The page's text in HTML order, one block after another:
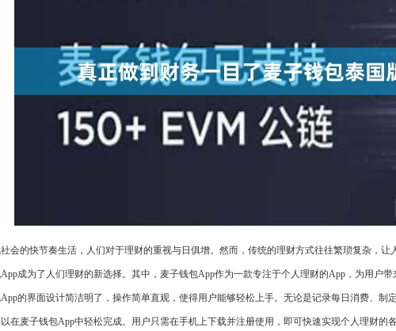
会的快节奏生活，人们对于理财的重视与日俱增。然而，传统的理财方式往往繁琐复杂，让
成为了人们理财的新选择。其中，麦子钱包App作为一款专注于个人理财的App，为用户带
的界面设计简洁明了，操作简单直观，使得用户能够轻松上手。无论是记录每日消费、制
在麦子钱包App中轻松完成。用户只需在手机上下载并注册使用，即可快速实现个人理财的